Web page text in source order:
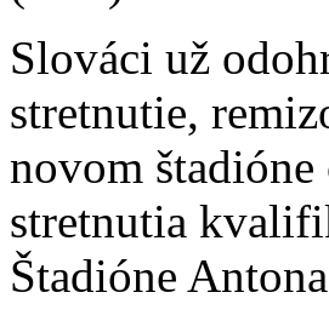
Slováci už
stretnutie,
novom štadióne
stretnutia
Štadióne